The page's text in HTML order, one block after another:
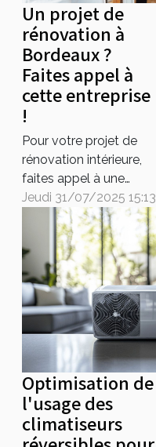
Un projet de
rénovation à
Bordeaux ?
Faites appel à
cette entreprise
!
Pour votre projet de
rénovation intérieure,
faites appel à une
entreprise spécialisée !
Qu’il s’agisse d’un élan
de modernité, d’une
réorganisation des
espaces ou d’une
meilleure isolation
thermique et
acoustique, vous vous
assurez des travaux
faits dans le respect
des normes ! À
Bordeaux, Micazza...
Jeudi 31/07/2025 15:13
Optimisation de
l'usage des
climatiseurs